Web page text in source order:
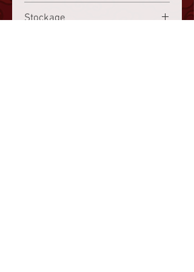
sauce soja
Stockage